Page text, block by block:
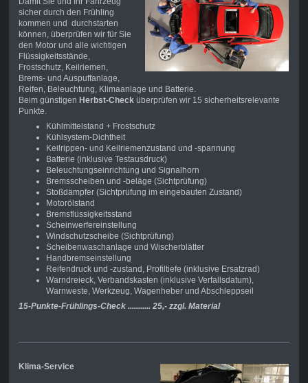
sicher durch den Frühling
kommen und durchstarten
können, überprüfen wir für Sie
den Motor und alle wichtigen
Flüssigkeitsstände,
Frostschutz, Keilriemen,
Brems- und Auspuffanlage,
Reifen, Beleuchtung, Klimaanlage und Batterie.
Beim günstigen Herbst-Checküberprüfen wir 15 sicherheitsrelevante
Punkte.
Kühlmittelstand + Frostschutz
Kühlsystem-Dichtheit
Keilrippen- und Keilriemenzustand und -spannung
Batterie (inklusive Testausdruck)
Beleuchtungseinrichtung und Signalhorn
Bremsscheiben und -beläge (Sichtprüfung)
Stoßdämpfer (Sichtprüfung im eingebauten Zustand)
Motorölstand
Bremsflüssigkeitsstand
Scheinwerfereinstellung
Windschutzscheibe (Sichtprüfung)
Scheibenwaschanlage und Wischerblätter
Handbremseinstellung
Reifendruck und -zustand, Profiltiefe (inklusive Ersatzrad)
Warndreieck, Verbandskasten (inklusive Verfallsdatum),
Warnweste, Werkzeug, Wagenheber und Abschleppseil
15-Punkte-Frühlings-Check ........... 25,- zzgl. Material
Klima-Service